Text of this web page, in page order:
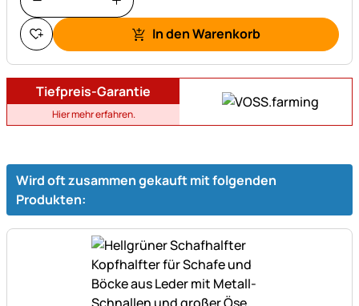
In den Warenkorb
Tiefpreis-Garantie
Hier mehr erfahren.
Wird oft zusammen gekauft mit folgenden
Produkten: